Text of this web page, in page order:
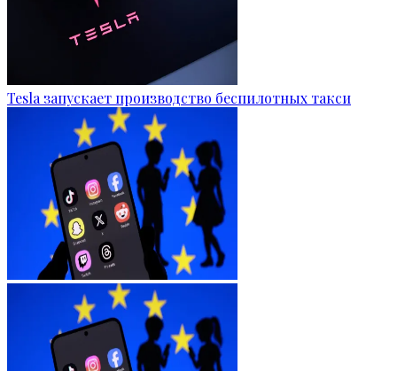
Tesla запускает производство беспилотных такси